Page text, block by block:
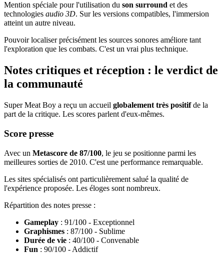
Mention spéciale pour l'utilisation du son surround et des
technologies audio 3D. Sur les versions compatibles, l'immersion
atteint un autre niveau.
Pouvoir localiser précisément les sources sonores améliore tant
l'exploration que les combats. C'est un vrai plus technique.
Notes critiques et réception : le verdict de
la communauté
Super Meat Boy a reçu un accueil globalement très positifde la
part de la critique. Les scores parlent d'eux-mêmes.
Score presse
Avec un Metascore de 87/100, le jeu se positionne parmi les
meilleures sorties de 2010. C'est une performance remarquable.
Les sites spécialisés ont particulièrement salué la qualité de
l'expérience proposée. Les éloges sont nombreux.
Répartition des notes presse :
Gameplay : 91/100 - Exceptionnel
Graphismes : 87/100 - Sublime
Durée de vie : 40/100 - Convenable
Fun : 90/100 - Addictif